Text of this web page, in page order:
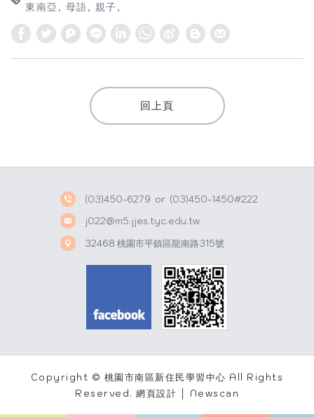
東南亞 母語 親子
W
h
t
S
i
o
回上頁
(03)450-6279 or (03)450-1450#222
j022@m5.jjes.tyc.edu.tw
32468 桃園市平鎮區龍南路315號
Copyright © 桃園市南區新住民學習中心 All Rights
Reserved. 網頁設計 │ Newscan